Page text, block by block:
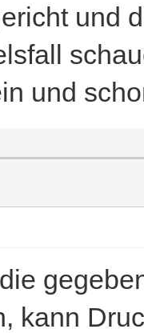
und
und
kann